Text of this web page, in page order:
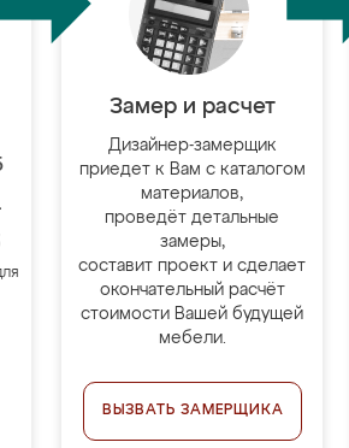
Замер и расчет
Дизайнер-замерщик
приедет к Вам с каталогом
материалов,
проведёт детальные
замеры,
составит проект и сделает
окончательный расчёт
стоимости Вашей будущей
мебели.
ВЫЗВАТЬ ЗАМЕРЩИКА